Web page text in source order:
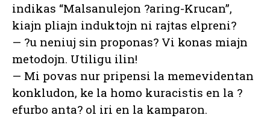
indikas “Malsanulejon ?aring-Krucan”,
kiajn pliajn induktojn ni rajtas elpreni?
— ?u neniuj sin proponas? Vi konas miajn
metodojn. Utiligu ilin!
— Mi povas nur pripensi la memevidentan
konkludon, ke la homo kuracistis en la ?
efurbo anta? ol iri en la kamparon.